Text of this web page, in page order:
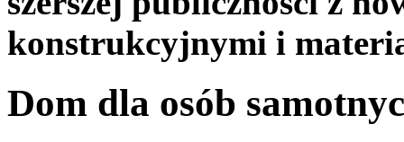
konstrukcyjnymi i
Dom dla osób